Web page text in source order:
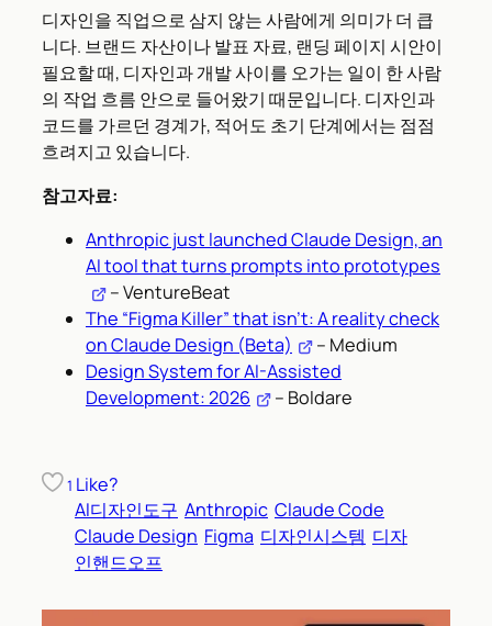
디자인을 직업으로 삼지 않는 사람에게 의미가 더 큽
니다. 브랜드 자산이나 발표 자료, 랜딩 페이지 시안이
필요할 때, 디자인과 개발 사이를 오가는 일이 한 사람
의 작업 흐름 안으로 들어왔기 때문입니다. 디자인과
코드를 가르던 경계가, 적어도 초기 단계에서는 점점
흐려지고 있습니다.
참고자료:
Anthropic just launched Claude Design, an
AI tool that turns prompts into prototypes
– VentureBeat
The “Figma Killer” that isn’t: A reality check
on Claude Design (Beta)
– Medium
Design System for AI-Assisted
Development: 2026
– Boldare
1 Like?
AI디자인도구 Anthropic Claude Code
Claude Design Figma 디자인시스템 디자
인핸드오프